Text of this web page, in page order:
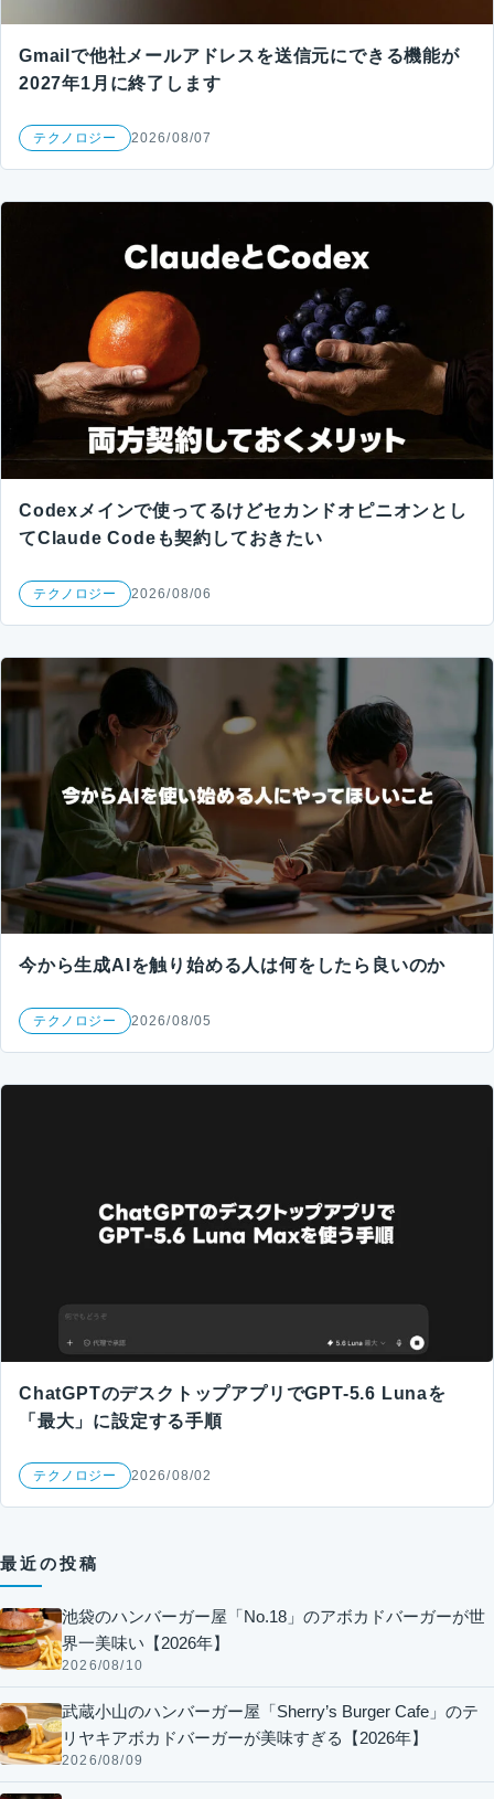
Gmailで他社メールアドレスを送信元にできる機能が
2027年1月に終了します
テクノロジー 2026/08/07
Codexメインで使ってるけどセカンドオピニオンとし
てClaude Codeも契約しておきたい
テクノロジー 2026/08/06
今から生成AIを触り始める人は何をしたら良いのか
テクノロジー 2026/08/05
ChatGPTのデスクトップアプリでGPT-5.6 Lunaを
「最大」に設定する手順
テクノロジー 2026/08/02
最近の投稿
池袋のハンバーガー屋「No.18」のアボカドバーガーが世
界一美味い【2026年】
2026/08/10
武蔵小山のハンバーガー屋「Sherry’s Burger Cafe」のテ
リヤキアボカドバーガーが美味すぎる【2026年】
2026/08/09